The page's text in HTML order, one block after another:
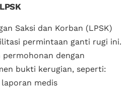
Saksi dan Korban (LPSK)
permintaan ganti rugi ini.
permohonan dengan
bukti kerugian, seperti:
medis